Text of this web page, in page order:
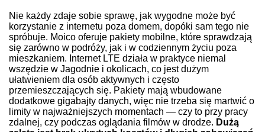
Nie każdy zdaje sobie sprawę, jak wygodne może być
korzystanie z internetu poza domem, dopóki sam tego nie
spróbuje. Moico oferuje pakiety mobilne, które sprawdzają
się zarówno w podróży, jak i w codziennym życiu poza
mieszkaniem. Internet LTE działa w praktyce niemal
wszędzie w Jagodnie i okolicach, co jest dużym
ułatwieniem dla osób aktywnych i często
przemieszczających się. Pakiety mają wbudowane
dodatkowe gigabajty danych, więc nie trzeba się martwić o
limity w najważniejszych momentach — czy to przy pracy
zdalnej, czy podczas oglądania filmów w drodze. Dużą